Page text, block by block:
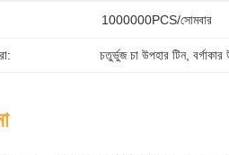
1000000PCS/সোমবার
চতুর্ভুজ চা উপহার টিন, বর্গাকার